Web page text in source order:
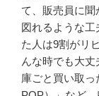
て、販売員に聞
図れるような
た人は9割がリ
んな時でも大
庫ごと買い取